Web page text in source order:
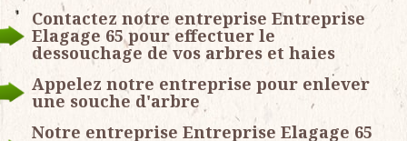
Contactez notre entreprise Entreprise
Elagage 65 pour effectuer le
dessouchage de vos arbres et haies
Appelez notre entreprise pour enlever
une souche d'arbre
Notre entreprise Entreprise Elagage 65